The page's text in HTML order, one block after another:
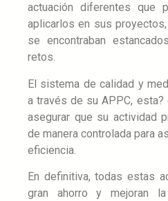
actuación diferentes que
aplicarlos en sus
se encontraban
retos.
El sistema de calidad y
a través de su APPC,
asegurar que su actividad
de manera controlada para
eficiencia.
En definitiva, todas estas
gran ahorro y mejoran